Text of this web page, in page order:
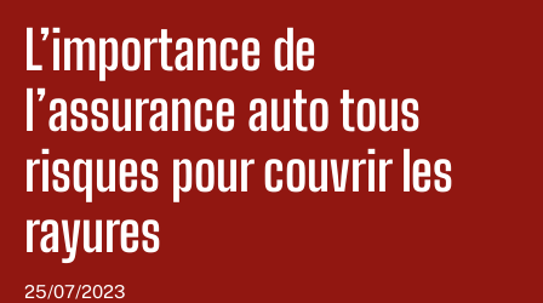
L’importance de
l’assurance auto tous
risques pour couvrir les
rayures
25/07/2023